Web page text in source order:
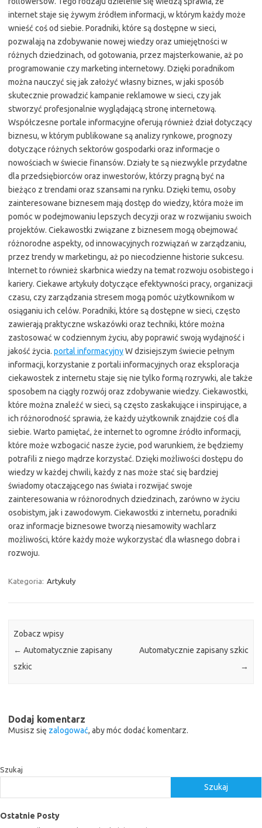
internet staje się żywym źródłem informacji, w którym każdy może
wnieść coś od siebie. Poradniki, które są dostępne w sieci,
pozwalają na zdobywanie nowej wiedzy oraz umiejętności w
różnych dziedzinach, od gotowania, przez majsterkowanie, aż po
programowanie czy marketing internetowy. Dzięki poradnikom
można nauczyć się jak założyć własny biznes, w jaki sposób
skutecznie prowadzić kampanie reklamowe w sieci, czy jak
stworzyć profesjonalnie wyglądającą stronę internetową.
Współczesne portale informacyjne oferują również dział dotyczący
biznesu, w którym publikowane są analizy rynkowe, prognozy
dotyczące różnych sektorów gospodarki oraz informacje o
nowościach w świecie finansów. Działy te są niezwykle przydatne
dla przedsiębiorców oraz inwestorów, którzy pragną być na
bieżąco z trendami oraz szansami na rynku. Dzięki temu, osoby
zainteresowane biznesem mają dostęp do wiedzy, która może im
pomóc w podejmowaniu lepszych decyzji oraz w rozwijaniu swoich
projektów. Ciekawostki związane z biznesem mogą obejmować
różnorodne aspekty, od innowacyjnych rozwiązań w zarządzaniu,
przez trendy w marketingu, aż po niecodzienne historie sukcesu.
Internet to również skarbnica wiedzy na temat rozwoju osobistego i
kariery. Ciekawe artykuły dotyczące efektywności pracy, organizacji
czasu, czy zarządzania stresem mogą pomóc użytkownikom w
osiąganiu ich celów. Poradniki, które są dostępne w sieci, często
zawierają praktyczne wskazówki oraz techniki, które można
zastosować w codziennym życiu, aby poprawić swoją wydajność i
jakość życia. portal informacyjnyW dzisiejszym świecie pełnym
informacji, korzystanie z portali informacyjnych oraz eksploracja
ciekawostek z internetu staje się nie tylko formą rozrywki, ale także
sposobem na ciągły rozwój oraz zdobywanie wiedzy. Ciekawostki,
które można znaleźć w sieci, są często zaskakujące i inspirujące, a
ich różnorodność sprawia, że każdy użytkownik znajdzie coś dla
siebie. Warto pamiętać, że internet to ogromne źródło informacji,
które może wzbogacić nasze życie, pod warunkiem, że będziemy
potrafili z niego mądrze korzystać. Dzięki możliwości dostępu do
wiedzy w każdej chwili, każdy z nas może stać się bardziej
świadomy otaczającego nas świata i rozwijać swoje
zainteresowania w różnorodnych dziedzinach, zarówno w życiu
osobistym, jak i zawodowym. Ciekawostki z internetu, poradniki
oraz informacje biznesowe tworzą niesamowity wachlarz
możliwości, które każdy może wykorzystać dla własnego dobra i
rozwoju.
Kategoria: Artykuły
Zobacz wpisy
← Automatycznie zapisany
szkic
Automatycznie zapisany szkic
→
Dodaj komentarz
Musisz się zalogować, aby móc dodać komentarz.
Szukaj
Szukaj
Ostatnie Posty